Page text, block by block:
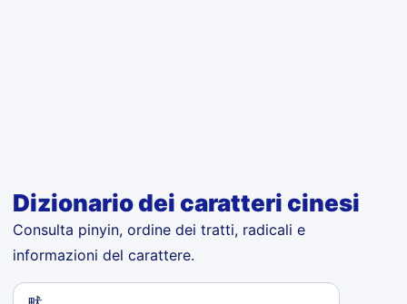
Dizionario dei caratteri cinesi
Consulta pinyin, ordine dei tratti, radicali e
informazioni del carattere.